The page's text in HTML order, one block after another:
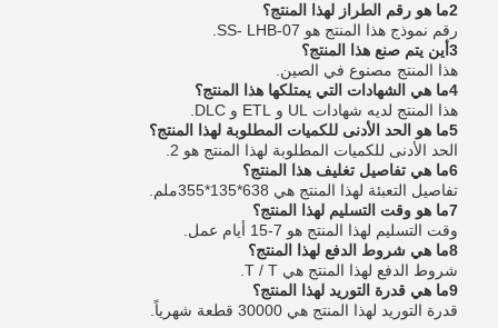
2ما هو رقم الطراز لهذا المنتج؟
رقم نموذج هذا المنتج هو SS- LHB-07.
3أين يتم صنع هذا المنتج؟
هذا المنتج مصنوع في الصين.
4ما هي الشهادات التي يمتلكها هذا المنتج؟
هذا المنتج لديه شهادات UL و ETL و DLC.
5ما هو الحد الأدنى للكميات المطلوبة لهذا المنتج؟
الحد الأدنى للكميات المطلوبة لهذا المنتج هو 2.
6ما هي تفاصيل تغليف هذا المنتج؟
تفاصيل التعبئة لهذا المنتج هي 638*135*355ملم.
7ما هو وقت التسليم لهذا المنتج؟
وقت التسليم لهذا المنتج هو 7-15 أيام عمل.
8ما هي شروط الدفع لهذا المنتج؟
شروط الدفع لهذا المنتج هي T / T.
9ما هي قدرة التوريد لهذا المنتج؟
قدرة التوريد لهذا المنتج هي 30000 قطعة شهرياً.